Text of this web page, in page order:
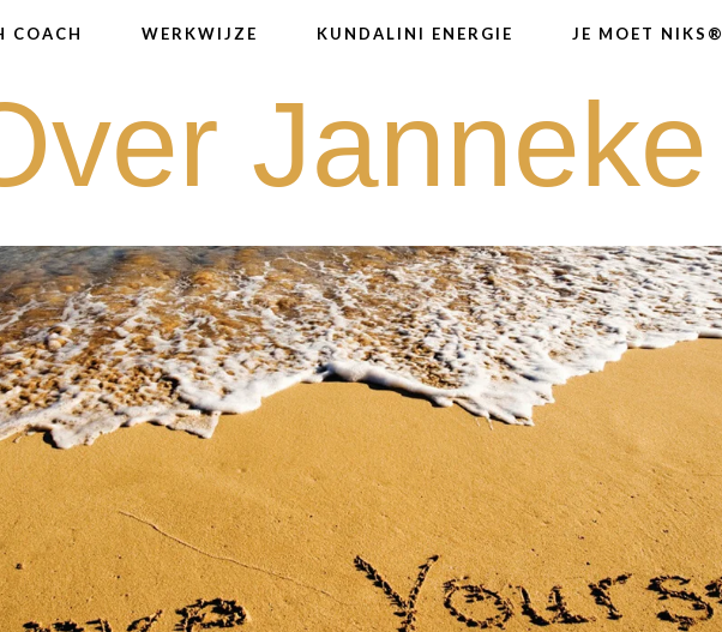
COACH WERKWIJZE KUNDALINI ENERGIE JE MOET NIKS®
Janneke